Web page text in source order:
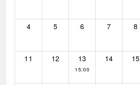
4 5 6 7 8
11 12 13
15:00
14 15